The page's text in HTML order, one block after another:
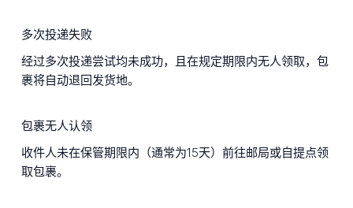
多次投递失败
经过多次投递尝试均未成功，且在规定期限内无人领取，包
裹将自动退回发货地。
包裹无人认领
收件人未在保管期限内（通常为15天）前往邮局或自提点领
取包裹。